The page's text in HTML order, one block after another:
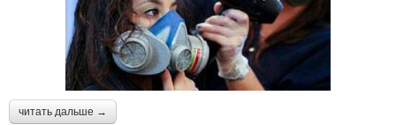
читать дальше →